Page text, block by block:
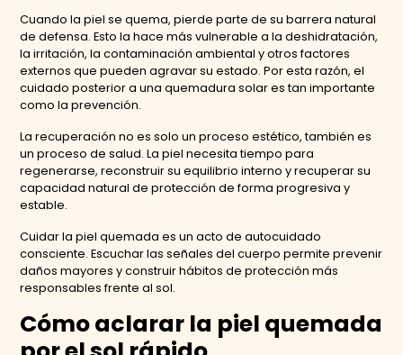
Cuando la piel se quema, pierde parte de su barrera natural
de defensa. Esto la hace más vulnerable a la deshidratación,
la irritación, la contaminación ambiental y otros factores
externos que pueden agravar su estado. Por esta razón, el
cuidado posterior a una quemadura solar es tan importante
como la prevención.
La recuperación no es solo un proceso estético, también es
un proceso de salud. La piel necesita tiempo para
regenerarse, reconstruir su equilibrio interno y recuperar su
capacidad natural de protección de forma progresiva y
estable.
Cuidar la piel quemada es un acto de autocuidado
consciente. Escuchar las señales del cuerpo permite prevenir
daños mayores y construir hábitos de protección más
responsables frente al sol.
Cómo aclarar la piel quemada